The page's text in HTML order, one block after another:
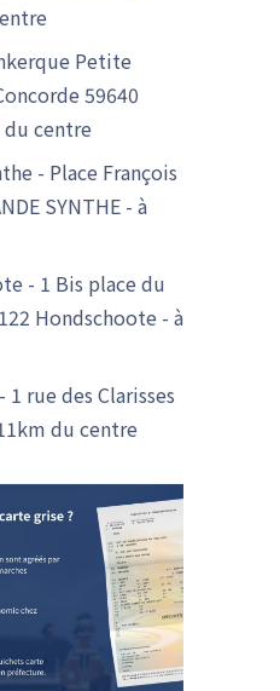
Petite
59640
du centre
- Place François
SYNTHE - à
- 1 Bis place du
Hondschoote - à
1 rue des Clarisses
du centre